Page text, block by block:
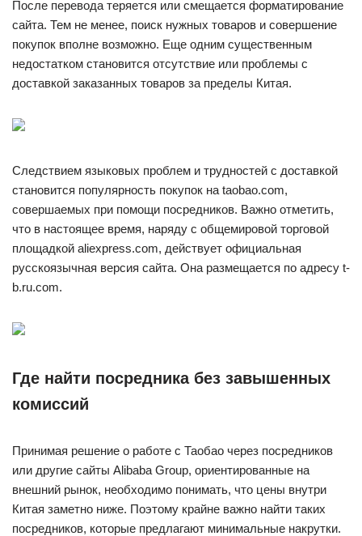
После перевода теряется или смещается форматирование
сайта. Тем не менее, поиск нужных товаров и совершение
покупок вполне возможно. Еще одним существенным
недостатком становится отсутствие или проблемы с
доставкой заказанных товаров за пределы Китая.
Следствием языковых проблем и трудностей с доставкой
становится популярность покупок на taobao.com,
совершаемых при помощи посредников. Важно отметить,
что в настоящее время, наряду с общемировой торговой
площадкой aliexpress.com, действует официальная
русскоязычная версия сайта. Она размещается по адресу t-
b.ru.com.
Где найти посредника без завышенных
комиссий
Принимая решение о работе с Таобао через посредников
или другие сайты Alibaba Group, ориентированные на
внешний рынок, необходимо понимать, что цены внутри
Китая заметно ниже. Поэтому крайне важно найти таких
посредников, которые предлагают минимальные накрутки.